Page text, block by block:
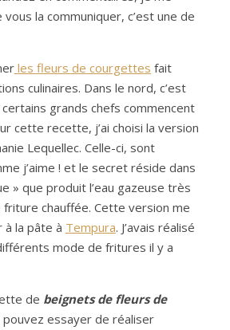
la communiquer, c’est une de
les fleurs de courgettes fait
culinaires. Dans le nord, c’est
grands chefs commencent
cette recette, j’ai choisi la version
Lequellec. Celle-ci, sont
j’aime ! et le secret réside dans
» que produit l’eau gazeuse très
friture chauffée. Cette version me
à la pâte à Tempura. J’avais réalisé
mode de fritures il y a
de beignets de fleurs de
pouvez essayer de réaliser